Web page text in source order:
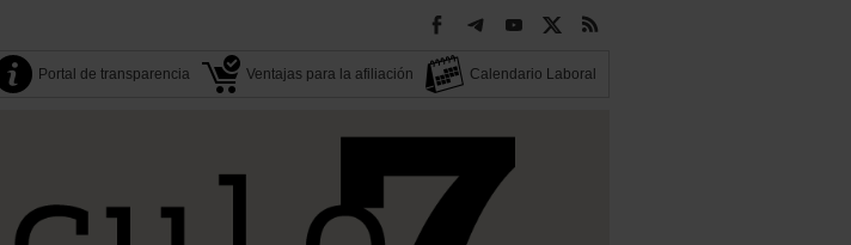
Portal de transparencia Ventajas para la afiliación Calendario Laboral